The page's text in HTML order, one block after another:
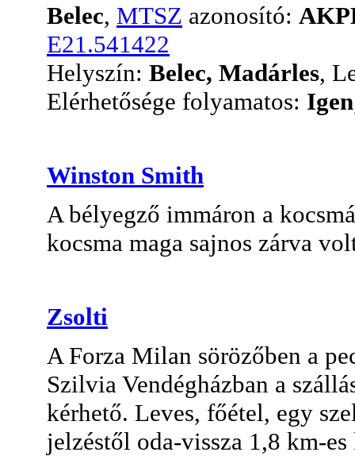
Belec, MTSZ azonosító:
E21.541422
Helyszín: Belec, Madárles,
Elérhetősége folyamatos: Igen
Winston Smith
A bélyegző immáron a
kocsma maga sajnos zárva
Zsolti
A Forza Milan sörözőben a
Szilvia Vendégházban a
kérhető. Leves, főétel, egy
jelzéstől oda-vissza 1,8 km-